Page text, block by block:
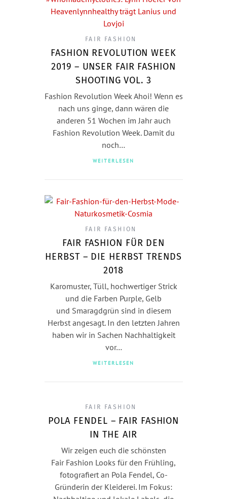
FAIR FASHION
FASHION REVOLUTION WEEK
2019 – UNSER FAIR FASHION
SHOOTING VOL. 3
Fashion Revolution Week Ahoi! Wenn es
nach uns ginge, dann wären die
anderen 51 Wochen im Jahr auch
Fashion Revolution Week. Damit du
noch…
WEITERLESEN
FAIR FASHION
FAIR FASHION FÜR DEN
HERBST – DIE HERBST TRENDS
2018
Karomuster, Tüll, hochwertiger Strick
und die Farben Purple, Gelb
und Smaragdgrün sind in diesem
Herbst angesagt. In den letzten Jahren
haben wir in Sachen Nachhaltigkeit
vor…
WEITERLESEN
FAIR FASHION
POLA FENDEL – FAIR FASHION
IN THE AIR
Wir zeigen euch die schönsten
Fair Fashion Looks für den Frühling,
fotografiert an Pola Fendel, Co-
Gründerin der Kleiderei. Im Fokus: